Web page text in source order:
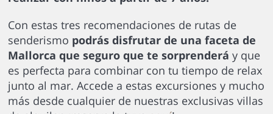
Con estas tres recomendaciones de rutas de
senderismo podrás disfrutar de una faceta de
Mallorca que seguro que te sorprenderá y que
es perfecta para combinar con tu tiempo de relax
junto al mar. Accede a estas excursiones y mucho
más desde cualquier de nuestras exclusivas villas